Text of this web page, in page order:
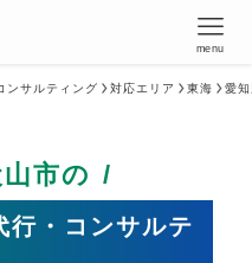
menu
ンサルティング 対応エリア 東海 愛
市の
・コンサルテ